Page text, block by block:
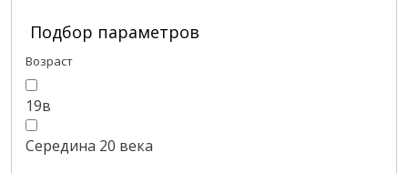
Подбор параметров
Возраст
19в
Середина 20 века